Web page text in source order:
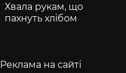
Хвала рукам, що
пахнуть хлібом
Реклама на сайті